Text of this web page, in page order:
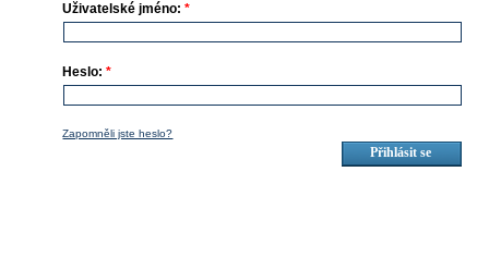
Uživatelské jméno:*
Heslo:*
Zapomněli jste heslo?